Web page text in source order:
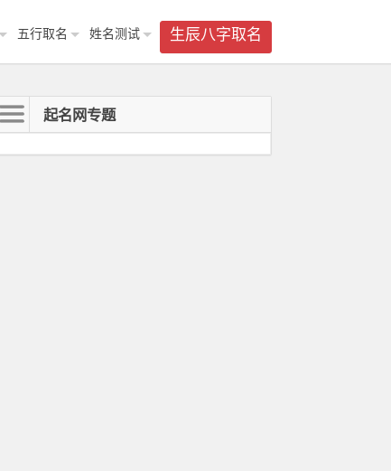
生辰八字取名
五行取名 姓名测试
起名网专题